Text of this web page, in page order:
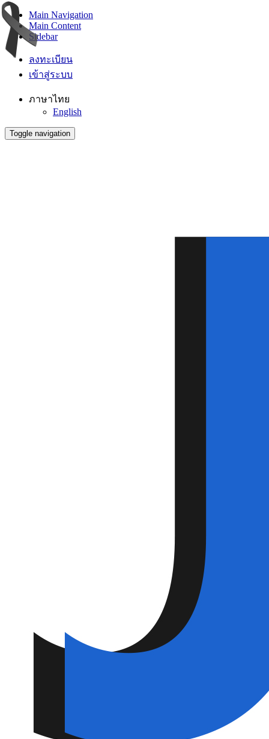
Main Navigation
Main Content
Sidebar
ลงทะเบียน
เข้าสู่ระบบ
ภาษาไทย
English
Toggle navigation